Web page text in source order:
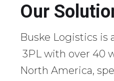
Our
Buske Logistics is
3PL with over 40
North America,